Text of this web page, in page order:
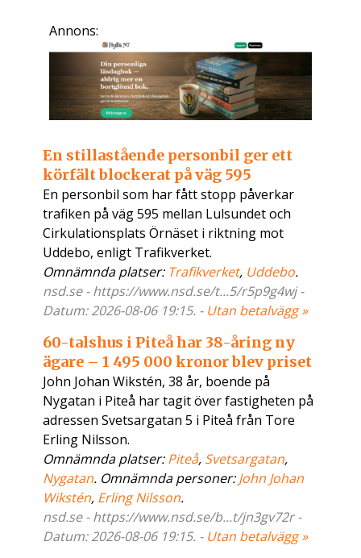
Annons:
En stillastående personbil ger ett
körfält blockerat på väg 595
En personbil som har fått stopp påverkar
trafiken på väg 595 mellan Lulsundet och
Cirkulationsplats Örnäset i riktning mot
Uddebo, enligt Trafikverket.
Omnämnda platser: Trafikverket, Uddebo.
nsd.se - https://www.nsd.se/t...5/r5p9g4wj -
Datum: 2026-08-06 19:15. - Utan betalvägg »
60-talshus i Piteå har 38-åring ny
ägare – 1 495 000 kronor blev priset
John Johan Wikstén, 38 år, boende på
Nygatan i Piteå har tagit över fastigheten på
adressen Svetsargatan 5 i Piteå från Tore
Erling Nilsson.
Omnämnda platser:Piteå, Svetsargatan,
Nygatan. Omnämnda personer:John Johan
Wikstén, Erling Nilsson.
nsd.se - https://www.nsd.se/b...t/jn3gv72r -
Datum: 2026-08-06 19:15. - Utan betalvägg »